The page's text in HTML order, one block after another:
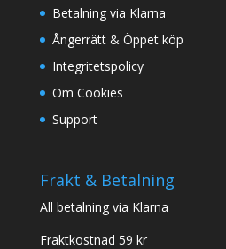
Betalning via Klarna
Ångerrätt & Öppet köp
Integritetspolicy
Om Cookies
Support
Frakt & Betalning
All betalning via Klarna
Fraktkostnad 59 kr